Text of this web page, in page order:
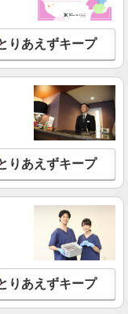
経験・能力による） ※
（規定あり） ゜
・゜+゜ 入社祝い金10
。○。・゜+゜
販店
詳細を見る
スタッフ
支給 ★交通費別途支給
達を紹介
) ★月2回払
★ ゜・。○。・゜
ショップ
詳細を見る
りあえずキープ
りあえずキープ
りあえずキープ